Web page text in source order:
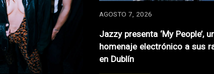
AGOSTO 7, 2026
Jazzy presenta ‘My People’,
homenaje electrónico a sus
en Dublín